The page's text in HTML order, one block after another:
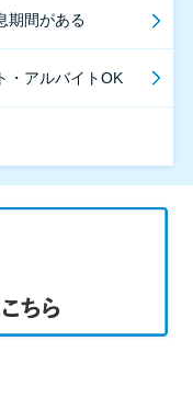
期間がある
・アルバイトOK